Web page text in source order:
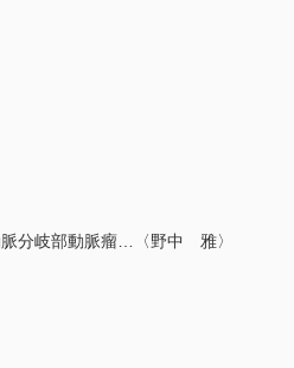
分岐部動脈瘤…〈野中 雅〉